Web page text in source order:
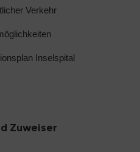
Verkehr
Inselspital
Zuweiser